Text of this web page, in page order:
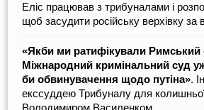
Еліс працював з трибуналами і
щоб засудити російську верхівку за
«Якби ми ратифікували Римський
Міжнародний кримінальний суд
би обвинувачення щодо путіна».
екссуддею Трибуналу для
Володимиром Василенком